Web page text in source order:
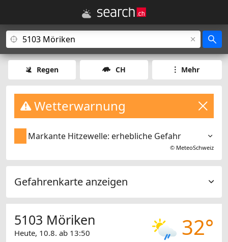
Regen CH Mehr
Wetterwarnung
Markante Hitzewelle: erhebliche Gefahr
© MeteoSchweiz
Gefahrenkarte anzeigen
32°
5103 Möriken
Heute, 10.8. ab 13:50